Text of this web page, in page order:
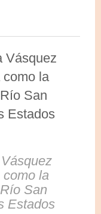
la
San
Estados